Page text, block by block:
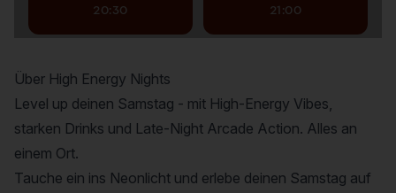
Über High Energy Nights
Level up deinen Samstag - mit High-Energy Vibes,
starken Drinks und Late-Night Arcade Action. Alles an
einem Ort.
Tauche ein ins Neonlicht und erlebe deinen Samstag auf